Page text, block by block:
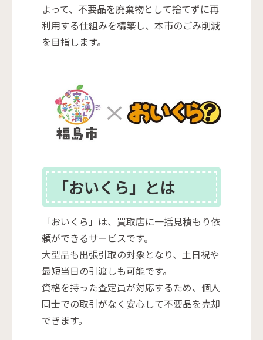
よって、不要品を廃棄物として捨てずに再
利用する仕組みを構築し、本市のごみ削減
を目指します。
「おいくら」とは
「おいくら」は、買取店に一括見積もり依
頼ができるサービスです。
大型品も出張引取の対象となり、土日祝や
最短当日の引渡しも可能です。
資格を持った査定員が対応するため、個人
同士での取引がなく安心して不要品を売却
できます。